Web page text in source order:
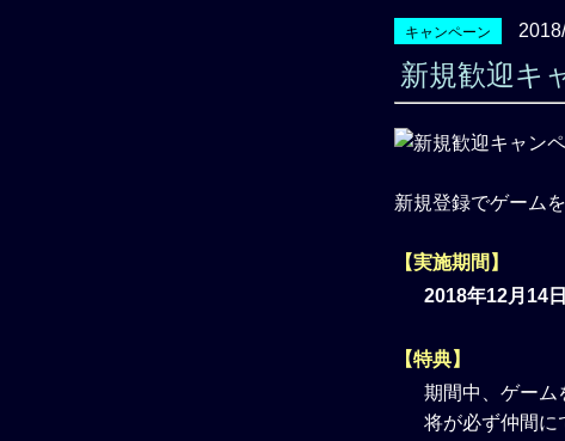
キャンペーン
新規歓迎キ
新規登録でゲーム
【実施期間】
2018年12月14
【特典】
期間中、ゲー
将が必ず仲間